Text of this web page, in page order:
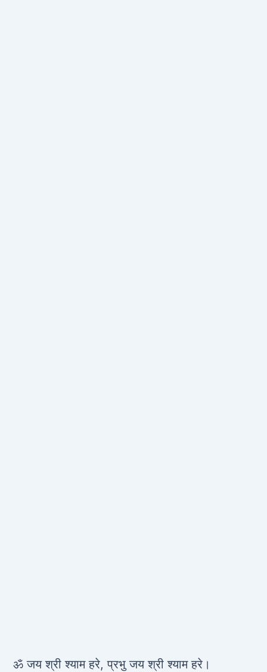
ॐ जय श्री श्याम हरे, प्रभु जय श्री श्याम हरे।